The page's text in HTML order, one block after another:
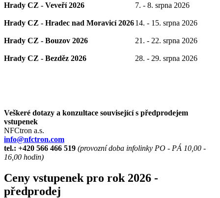
Hrady CZ - Veveří 2026 7. - 8. srpna 2026
Hrady CZ - Hradec nad Moravicí 202614. - 15. srpna 2026
Hrady CZ - Bouzov 2026 21. - 22. srpna 2026
Hrady CZ - Bezděz 2026 28. - 29. srpna 2026
Veškeré dotazy a konzultace související s předprodejem
vstupenek
NFCtron a.s.
info@nfctron.com
tel.: +420 566 466 519 (provozní doba infolinky PO - PÁ 10,00 -
16,00 hodin)
Ceny vstupenek pro rok 2026 -
předprodej